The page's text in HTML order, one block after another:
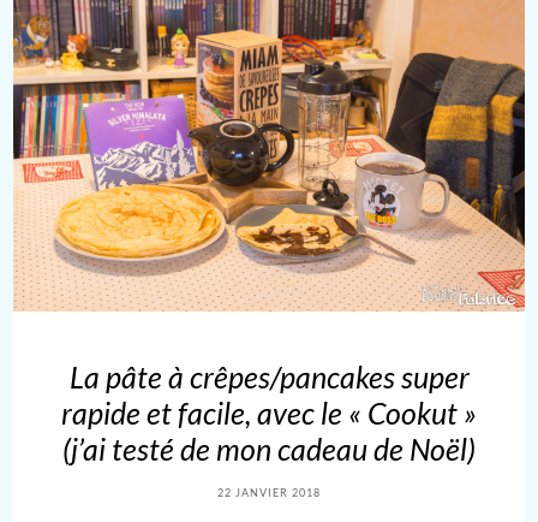
La pâte à crêpes/pancakes super
rapide et facile, avec le « Cookut »
(j’ai testé de mon cadeau de Noël)
22 JANVIER 2018